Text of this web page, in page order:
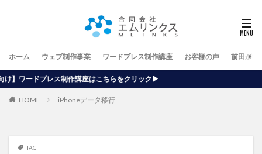
ホーム ウェブ制作事業 ワードプレス制作講座 お客様の声 前田が行
座はこちらをクリック▶
HOME iPhoneデータ移行
TAG